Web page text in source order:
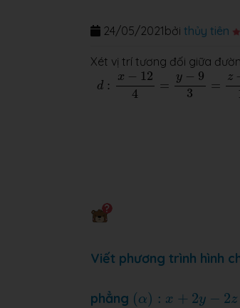
bởi thủy tiên
24/05/2021
Xét vị trí tương đối giữa
d :
x − 12
4
=
y − 9
3
=
z
d:x 124 =y−9 3= z −1 1,(α) 3 x+
Viết phương trình hình
phẳng (α) : x + 2y − 2z
( ) y −2 2=